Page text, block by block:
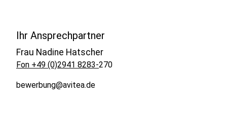
Ihr Ansprechpartner
Frau Nadine Hatscher
Fon +49 (0)2941 8283-270
bewerbung@avitea.de